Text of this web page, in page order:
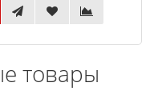
товары